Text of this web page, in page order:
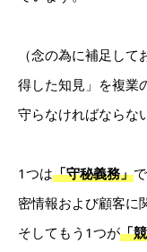
（念の為に補足し
得した知見」を複業
守らなければならな
1つは「守秘義務」
密情報および顧客に
そしてもう1つが「